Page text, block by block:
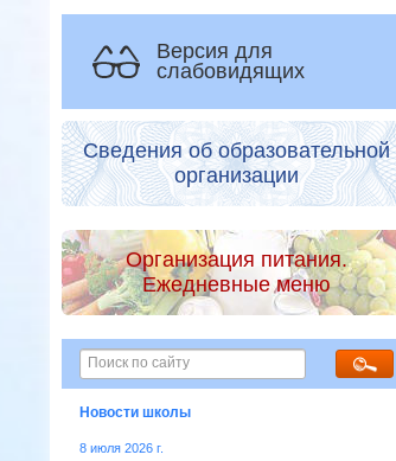
Версия для
слабовидящих
Сведения об образовательной
организации
Организация питания.
Ежедневные меню
Новости школы
8 июля 2026 г.